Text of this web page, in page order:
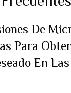
De
Para
En